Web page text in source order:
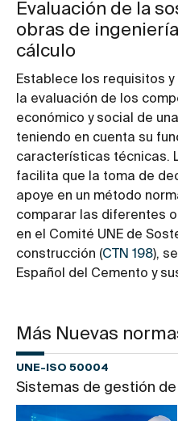
Evaluación de la
obras de
cálculo
Establece los requisitos
la evaluación de los
económico y social de
teniendo en cuenta su
características técnicas.
facilita que la toma de
apoye en un método
comparar las diferentes
en el Comité UNE de
construcción (CTN 198),
Español del Cemento y
Más Nuevas
UNE-ISO 50004
Sistemas de gestión